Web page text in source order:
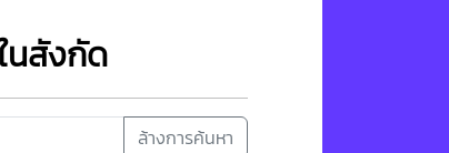
นสังกัด
ล้างการค้นหา